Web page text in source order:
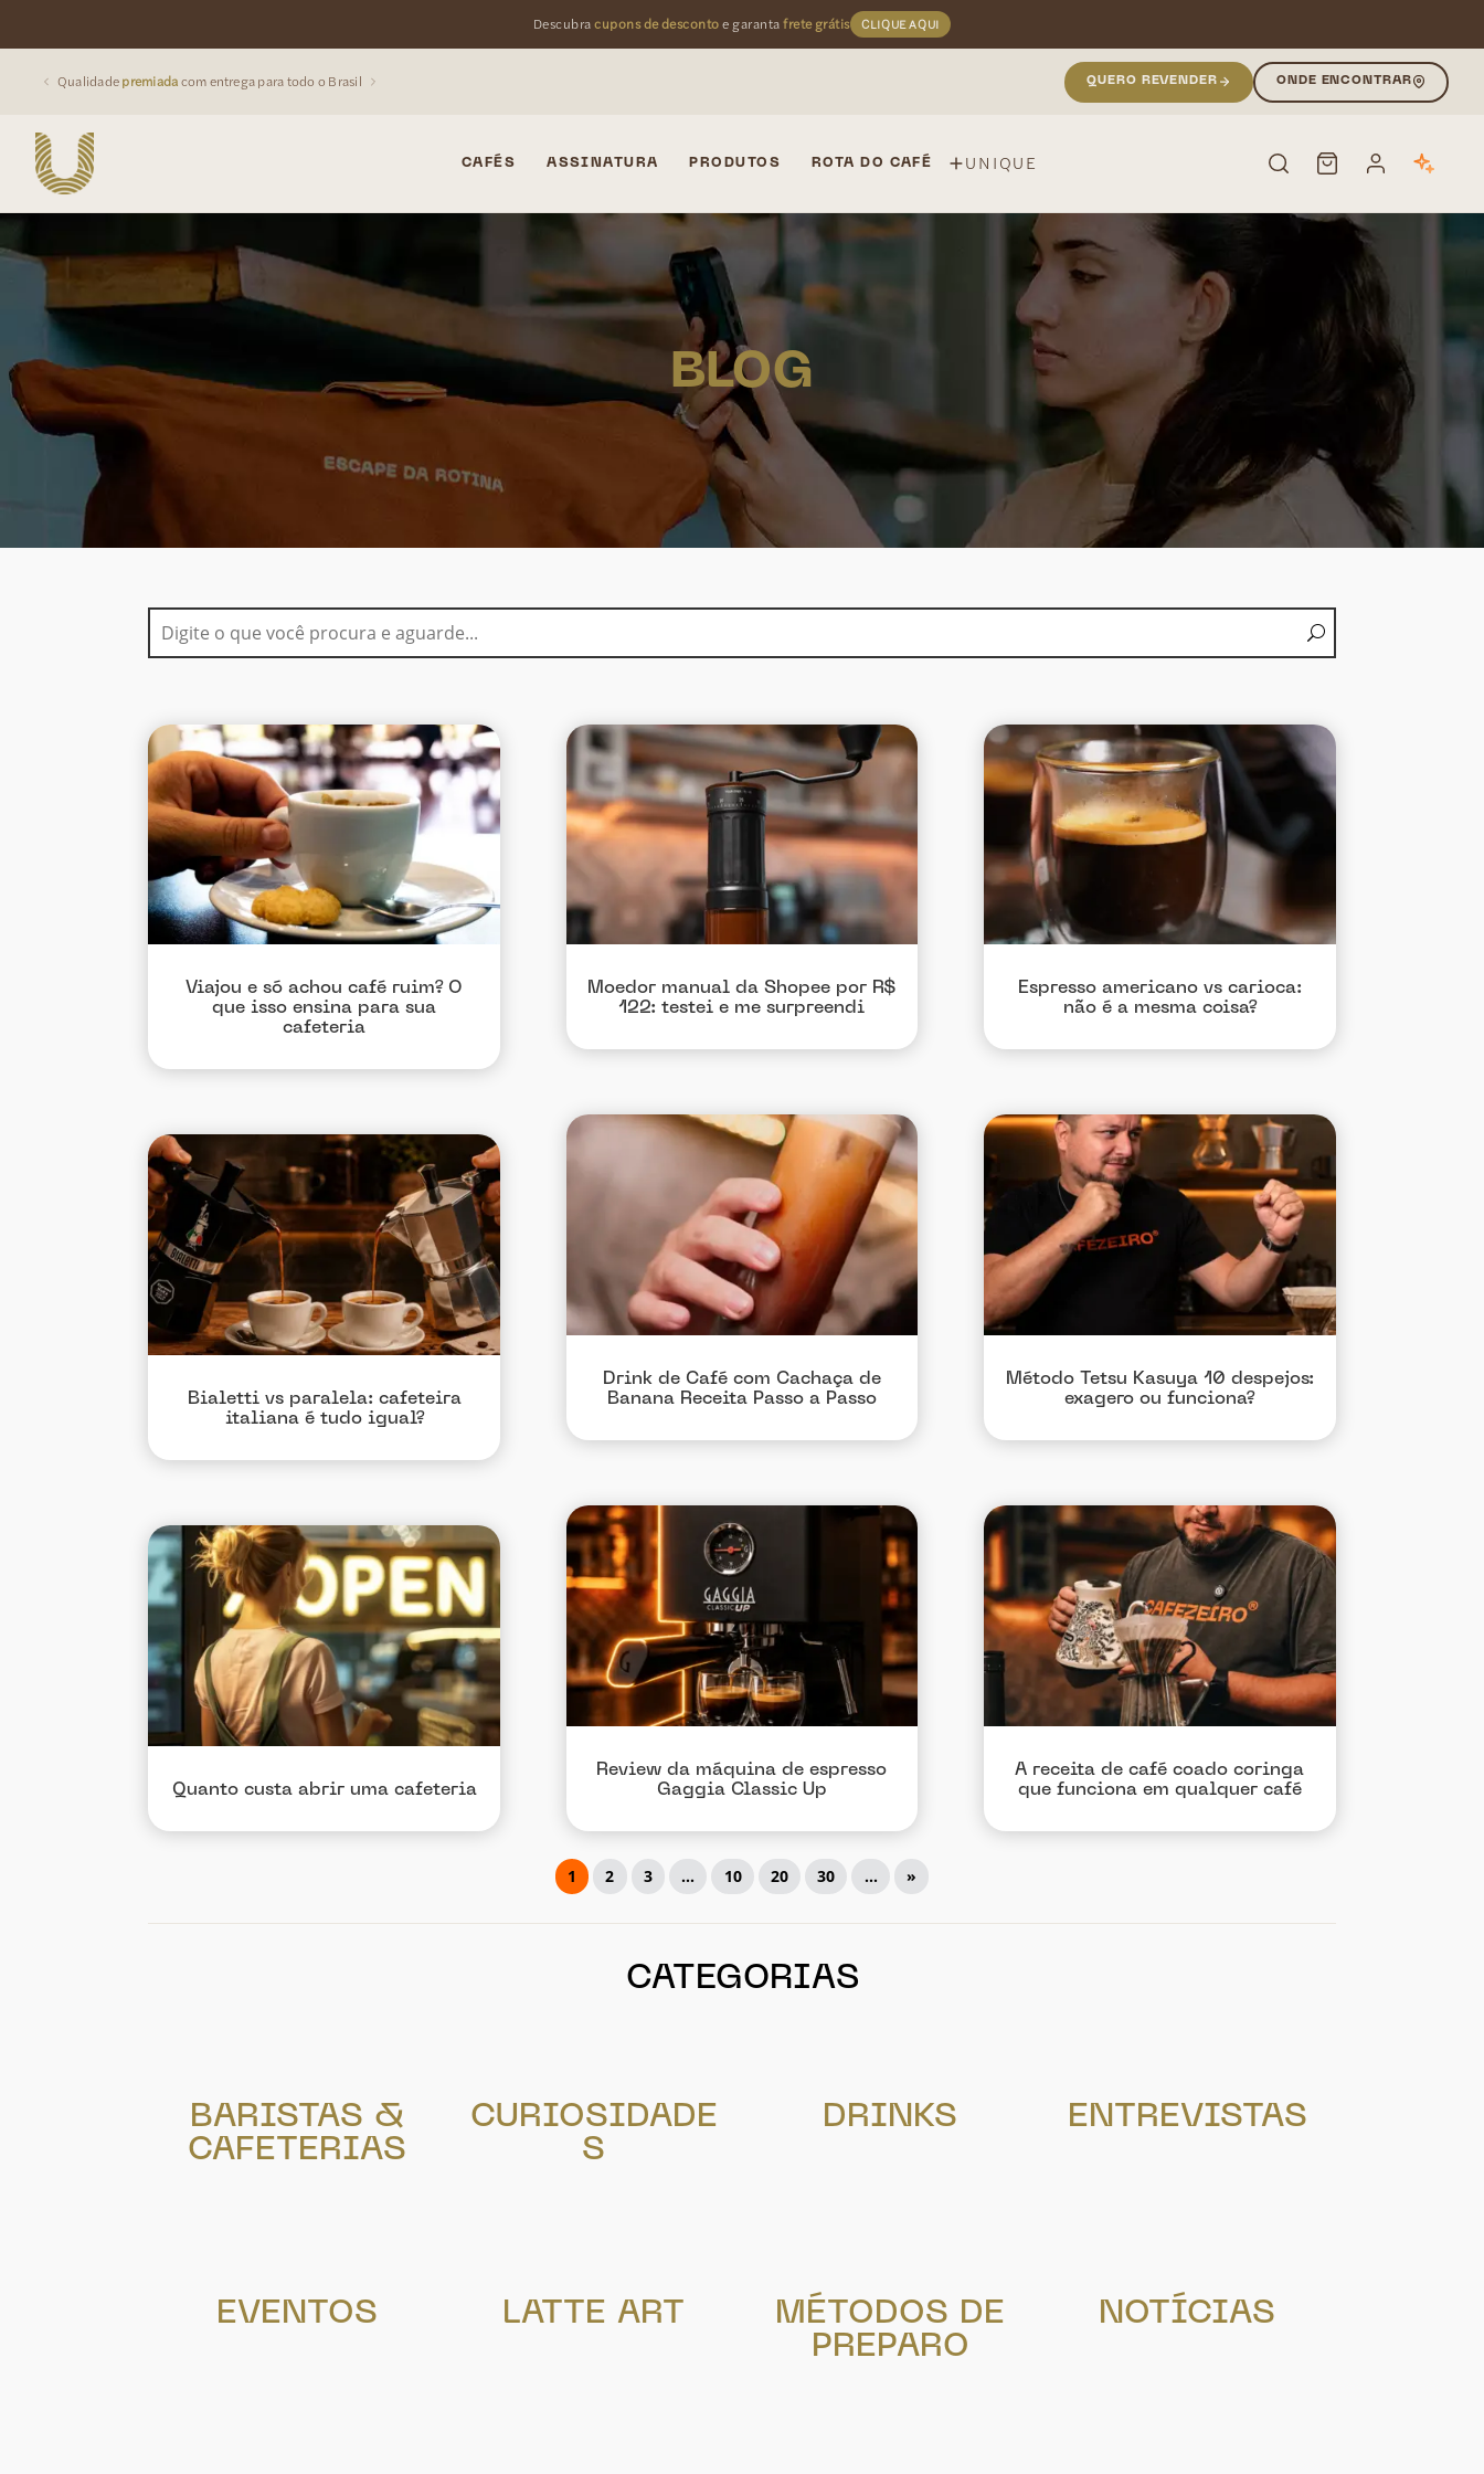
Descubracupons de descontoe garantafrete grátis CLIQUE AQUI
DaSerra da Mantiqueiradireto para sua xícara QUERO REVENDER ONDE ENCONTRAR
CAFÉS ASSINATURA PRODUTOS ROTA DO CAFÉ UNIQUE
Buscar produtos:
BLOG
Viajou e só achou café ruim? O
que isso ensina para sua
cafeteria
Bialetti vs paralela: cafeteira
italiana é tudo igual?
Quanto custa abrir uma cafeteria
Moedor manual da Shopee por R$
122: testei e me surpreendi
Drink de Café com Cachaça de
Banana Receita Passo a Passo
Review da máquina de espresso
Gaggia Classic Up
Espresso americano vs carioca:
não é a mesma coisa?
Método Tetsu Kasuya 10 despejos:
exagero ou funciona?
A receita de café coado coringa
que funciona em qualquer café
1 2 3 ... 10 20 30 ... »
CATEGORIAS
BARISTAS &
CAFETERIAS
CURIOSIDADE
S
DRINKS ENTREVISTAS
EVENTOS LATTE ART
MÉTODOS DE
PREPARO
NOTÍCIAS